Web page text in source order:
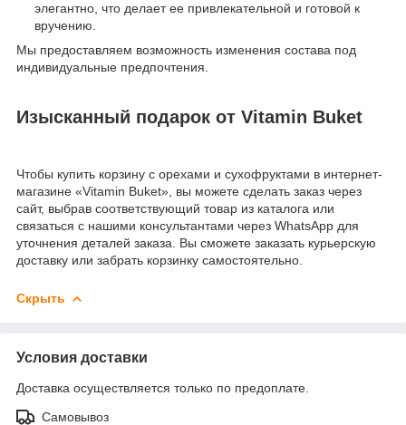
элегантно, что делает ее привлекательной и готовой к
вручению.
Мы предоставляем возможность изменения состава под
индивидуальные предпочтения.
Изысканный подарок от Vitamin Buket
Чтобы купить корзину с орехами и сухофруктами в интернет-
магазине «Vitamin Buket», вы можете сделать заказ через
сайт, выбрав соответствующий товар из каталога или
связаться с нашими консультантами через WhatsApp для
уточнения деталей заказа. Вы сможете заказать курьерскую
доставку или забрать корзинку самостоятельно.
Скрыть
Условия доставки
Доставка осуществляется только по предоплате.
Самовывоз